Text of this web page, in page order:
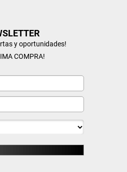
y oportunidades!
COMPRA!